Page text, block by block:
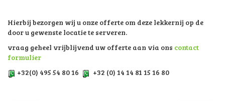
Hierbij bezorgen wij u onze offerte om deze lekkernij op de
door u gewenste locatie te serveren.
vraag geheel vrijblijvend uw offerte aan via ons contact
formulier
+32(0) 495 54 80 16
+32 (0) 14 14 81 15 16 80